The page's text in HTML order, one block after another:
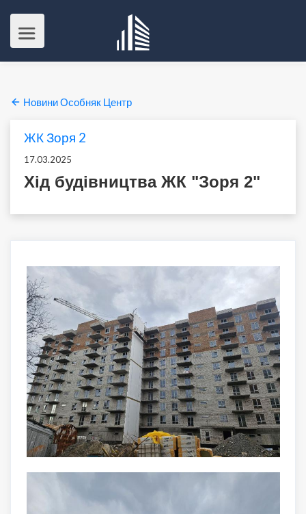
Новини Особняк Центр
ЖК Зоря 2
17.03.2025
Хід будівництва ЖК "Зоря 2"